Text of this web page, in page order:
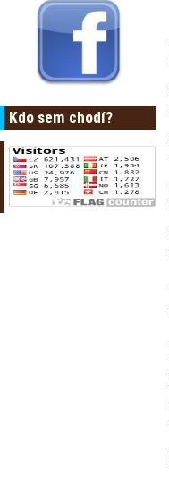
Kdo sem chodí?